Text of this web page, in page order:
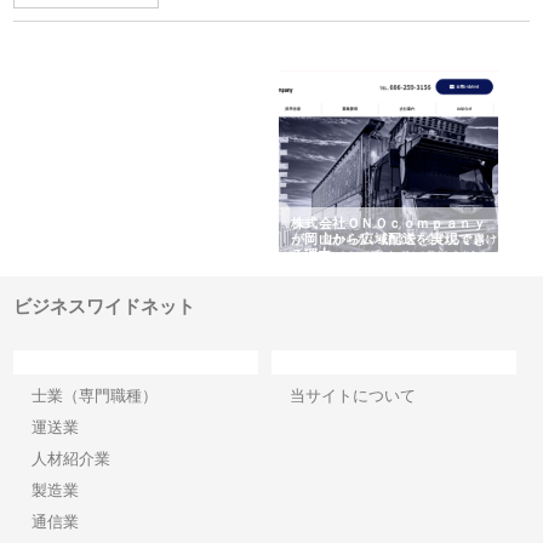
株式会社アセットイノベーショ
ンのワンルーム投資で始める資
産形成と老後準備
庭楽株式会社が知
と名古屋で叶える
間
ビジネスワイドネット
士業（専門職種）
運送業
人材紹介業
製造業
通信業
当サイトについて